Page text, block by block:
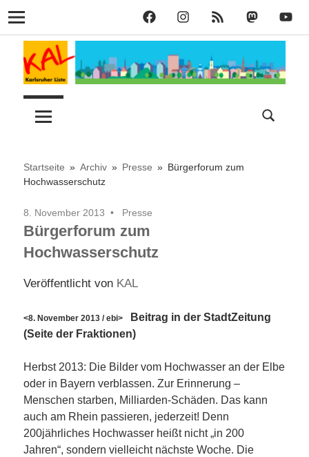
KAL
auf
Facebook
KAL
auf
Instagram
KAL
RSS
KAL
bei
KAL
auf
Navigation
Zum
Inhalt
springen
Karlsruher
–
KAL
Stadt
Startseite Archiv Presse
Bürgerforum zum
Hochwasserschutz
8. November 2013 Presse
Bürgerforum zum
Hochwasserschutz
Veröffentlicht von KAL
<8. November 2013 / ebi>
Beitrag in der StadtZeitung
(Seite der Fraktionen)
Herbst 2013: Die Bilder vom Hochwasser an der Elbe
oder in Bayern verblassen. Zur Erinnerung –
Menschen starben, Milliarden-Schäden. Das kann
auch am Rhein passieren, jederzeit! Denn
200jährliches Hochwasser heißt nicht „in 200
Jahren“, sondern vielleicht nächste Woche. Die